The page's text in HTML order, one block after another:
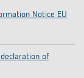
Notice EU
declaration of